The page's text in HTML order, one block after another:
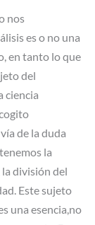
nos
es o no una
en tanto lo que
del
ciencia
de la duda
la
división del
Este sujeto
una esencia,no